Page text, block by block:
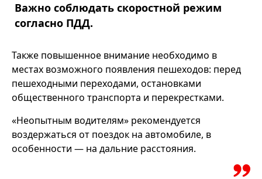
Важно соблюдать скоростной режим
согласно ПДД.
Также повышенное внимание необходимо в
местах возможного появления пешеходов: перед
пешеходными переходами, остановками
общественного транспорта и перекрестками.
«Неопытным водителям» рекомендуется
воздержаться от поездок на автомобиле, в
особенности — на дальние расстояния.